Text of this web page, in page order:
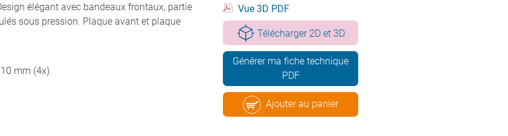
élégant avec bandeaux frontaux, partie
sous pression. Plaque avant et plaque
mm (4x).
Vue 3D PDF
Télécharger 2D et 3D
Générer ma fiche technique
PDF
Ajouter au panier